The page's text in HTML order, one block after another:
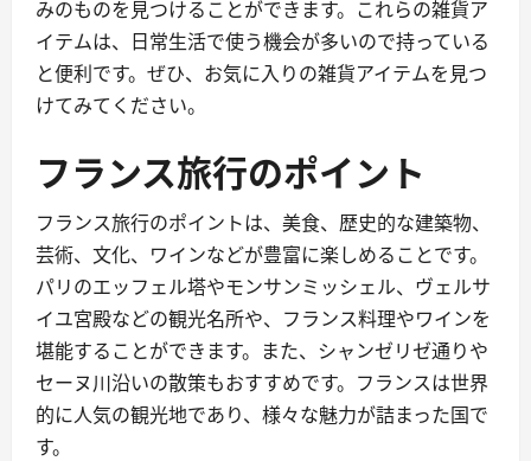
みのものを見つけることができます。これらの雑貨ア
イテムは、日常生活で使う機会が多いので持っている
と便利です。ぜひ、お気に入りの雑貨アイテムを見つ
けてみてください。
フランス旅行のポイント
フランス旅行のポイントは、美食、歴史的な建築物、
芸術、文化、ワインなどが豊富に楽しめることです。
パリのエッフェル塔やモンサンミッシェル、ヴェルサ
イユ宮殿などの観光名所や、フランス料理やワインを
堪能することができます。また、シャンゼリゼ通りや
セーヌ川沿いの散策もおすすめです。フランスは世界
的に人気の観光地であり、様々な魅力が詰まった国で
す。